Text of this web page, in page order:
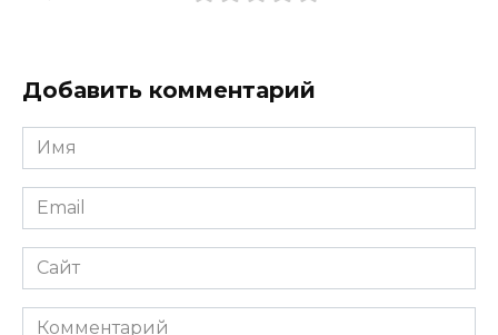
Добавить комментарий
Имя
*
Email
*
Сайт
Комментарий